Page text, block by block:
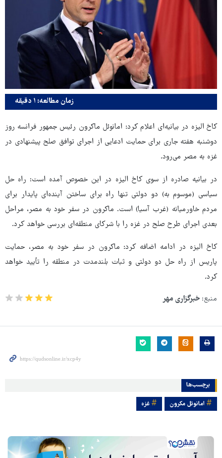
زمان مطالعه: ۱ دقیقه
کاخ الیزه در بیانیه‌ای اعلام کرد: امانوئل ماکرون رئیس جمهور فرانسه روز
دوشنبه هفته جاری برای حمایت ادعایی از اجرای توافق صلح پیشنهادی در
غزه به مصر می‌رود.
در بیانیه صادره از سوی کاخ الیزه در این خصوص آمده است: راه حل
سیاسی (موسوم به) دو دولتی تنها راه برای ساختن آینده‌ای پایدار برای
مردم خاورمیانه (غرب آسیا) است. ماکرون در سفر خود به مصر، مراحل
بعدی اجرای طرح صلح در غزه را با شرکای منطقه‌ای بررسی خواهد کرد.
کاخ الیزه در ادامه اضافه کرد: ماکرون در سفر خود به مصر، حمایت
پاریس از راه حل دو دولتی و ثبات بلندمدت در منطقه را تأیید خواهد
کرد.
منبع: خبرگزاری مهر
برچسب‌ها
امانوئل مکرون غزه